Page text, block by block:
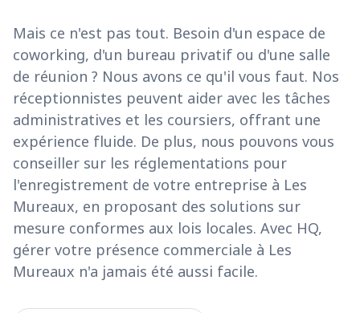
Mais ce n'est pas tout. Besoin d'un espace de
coworking, d'un bureau privatif ou d'une salle
de réunion ? Nous avons ce qu'il vous faut. Nos
réceptionnistes peuvent aider avec les tâches
administratives et les coursiers, offrant une
expérience fluide. De plus, nous pouvons vous
conseiller sur les réglementations pour
l'enregistrement de votre entreprise à Les
Mureaux, en proposant des solutions sur
mesure conformes aux lois locales. Avec HQ,
gérer votre présence commerciale à Les
Mureaux n'a jamais été aussi facile.